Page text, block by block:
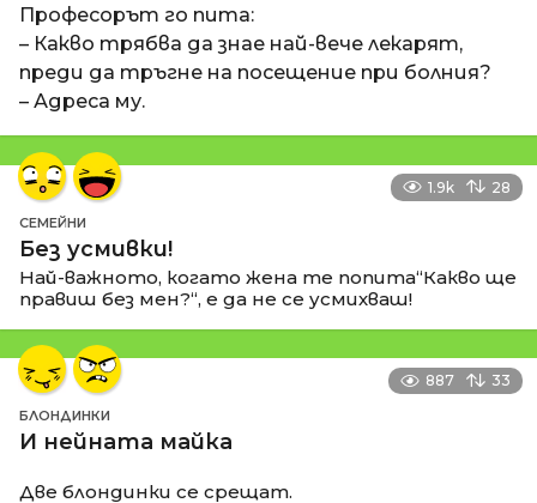
Професорът го пита:
– Какво трябва да знае най-вече лекарят,
преди да тръгне на посещение при болния?
– Адреса му.
1.9k 28
СЕМЕЙНИ
Без усмивки!
Най-важното, когато жена те попита“Какво ще
правиш без мен?“, е да не се усмихваш!
887 33
БЛОНДИНКИ
И нейната майка
Две блондинки се срещат.